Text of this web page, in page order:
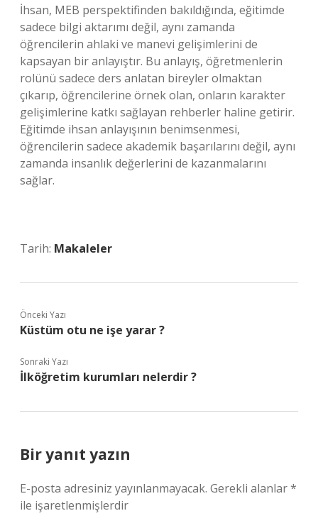
İhsan, MEB perspektifinden bakıldığında, eğitimde
sadece bilgi aktarımı değil, aynı zamanda
öğrencilerin ahlaki ve manevi gelişimlerini de
kapsayan bir anlayıştır. Bu anlayış, öğretmenlerin
rolünü sadece ders anlatan bireyler olmaktan
çıkarıp, öğrencilerine örnek olan, onların karakter
gelişimlerine katkı sağlayan rehberler haline getirir.
Eğitimde ihsan anlayışının benimsenmesi,
öğrencilerin sadece akademik başarılarını değil, aynı
zamanda insanlık değerlerini de kazanmalarını
sağlar.
Tarih: Makaleler
Önceki Yazı
Küstüm otu ne işe yarar ?
Sonraki Yazı
İlköğretim kurumları nelerdir ?
Bir yanıt yazın
E-posta adresiniz yayınlanmayacak. Gerekli alanlar*
ile işaretlenmişlerdir